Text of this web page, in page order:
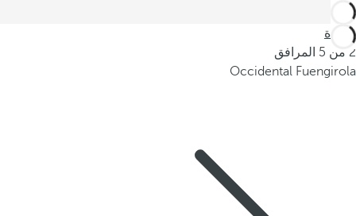
العودة
2 من 5 المرافق
Occidental Fuengirola